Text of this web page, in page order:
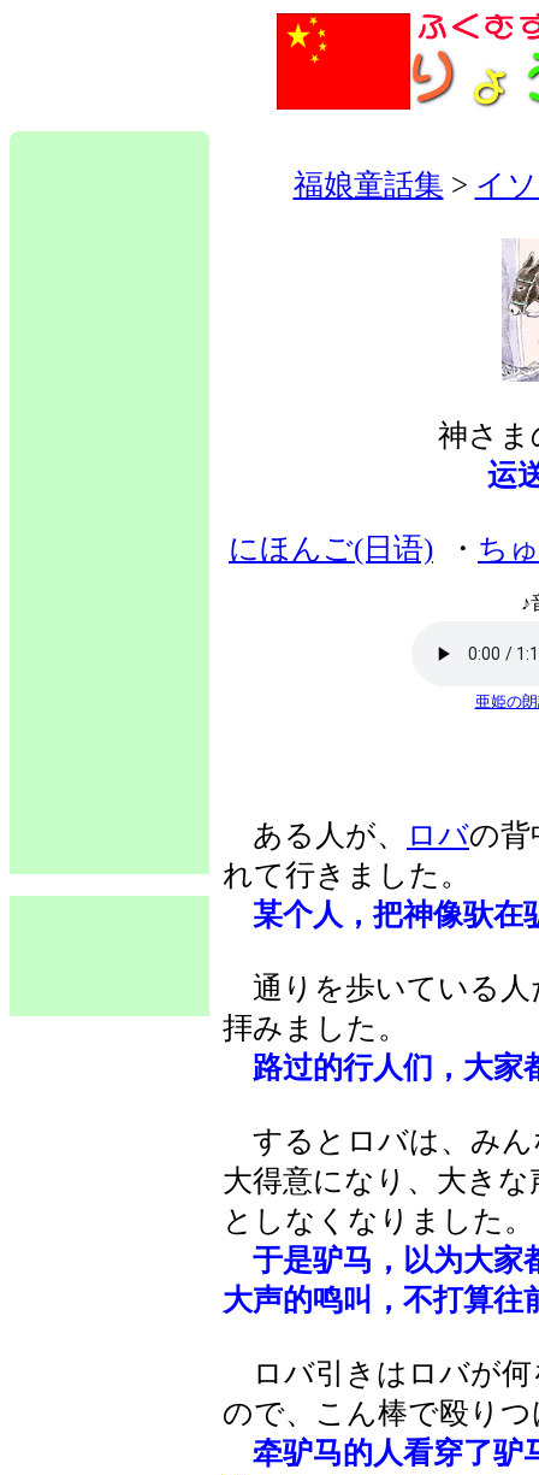
福娘童話集 > イ
神さま
运
にほんご(日语) ・ ち
♪
亜姫の
ある人が、 ロバの背
れて行きました。
某个人，把神像驮在
通りを歩いている人
拝みました。
路过的行人们，大家
するとロバは、みん
大得意になり、大き
としなくなりました。
于是驴马，以为大家
大声的鸣叫，不打算往
ロバ引きはロバが何
ので、こん棒で殴り
牵驴马的人看穿了驴